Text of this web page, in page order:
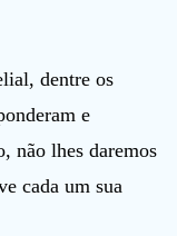
dentre os
e
não lhes daremos
cada um sua